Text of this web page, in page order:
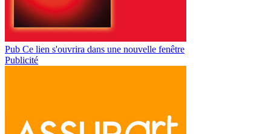
Pub Ce lien s'ouvrira dans une nouvelle fenêtre
Publicité